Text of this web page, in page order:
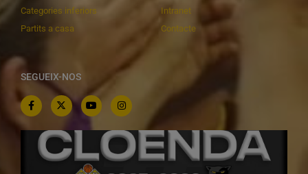
Categories inferiors
Partits a casa
Intranet
Contacte
SEGUEIX-NOS